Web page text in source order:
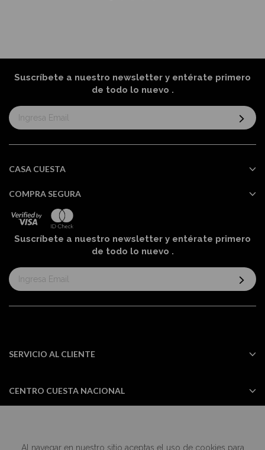
Al navegar en nuestro sitio aceptas el uso de cookies para
Suscríbete a nuestro newsletter y entérate primero
de todo lo nuevo .
Suscríbase
al
informativo:
CASA CUESTA
COMPRA SEGURA
Suscríbete a nuestro newsletter y entérate primero
de todo lo nuevo .
Suscríbase
al
informativo:
SERVICIO AL CLIENTE
CENTRO CUESTA NACIONAL